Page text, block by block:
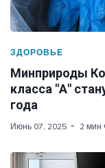
ЗДОРОВЬЕ
Минприроды
класса "А"
года
Июнь 07, 2025 2 мин